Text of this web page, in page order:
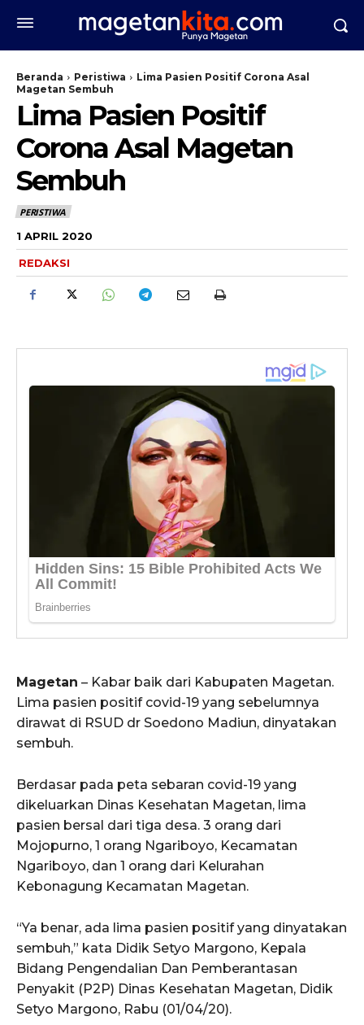
Beranda Peristiwa
Lima Pasien Positif Corona Asal
Magetan Sembuh
Lima Pasien Positif
Corona Asal Magetan
Sembuh
PERISTIWA
1 APRIL 2020
REDAKSI
Magetan – Kabar baik dari Kabupaten Magetan.
Lima pasien positif covid-19 yang sebelumnya
dirawat di RSUD dr Soedono Madiun, dinyatakan
sembuh.
Berdasar pada peta sebaran covid-19 yang
dikeluarkan Dinas Kesehatan Magetan, lima
pasien bersal dari tiga desa. 3 orang dari
Mojopurno, 1 orang Ngariboyo, Kecamatan
Ngariboyo, dan 1 orang dari Kelurahan
Kebonagung Kecamatan Magetan.
“Ya benar, ada lima pasien positif yang dinyatakan
sembuh,” kata Didik Setyo Margono, Kepala
Bidang Pengendalian Dan Pemberantasan
Penyakit (P2P) Dinas Kesehatan Magetan, Didik
Setyo Margono, Rabu (01/04/20).